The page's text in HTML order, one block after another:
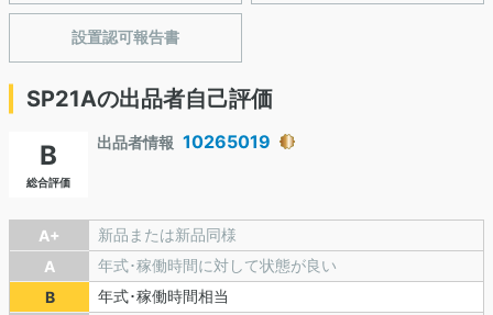
設置認可報告書
SP21Aの出品者自己評価
B
総合評価
出品者情報 10265019
A+
新品または新品同様
A
年式･稼働時間に対して状態が良い
B
年式･稼働時間相当